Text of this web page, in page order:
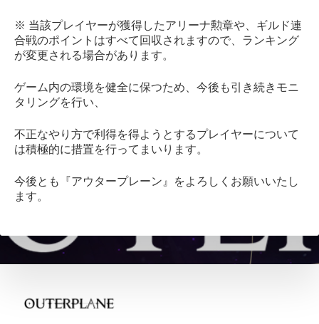
※ 当該プレイヤーが獲得したアリーナ勲章や、ギルド連
合戦のポイントはすべて回収されますので、ランキング
が変更される場合があります。
ゲーム内の環境を健全に保つため、今後も引き続きモニ
タリングを行い、
不正なやり方で利得を得ようとするプレイヤーについて
は積極的に措置を行ってまいります。
今後とも『アウタープレーン』をよろしくお願いいたし
ます。